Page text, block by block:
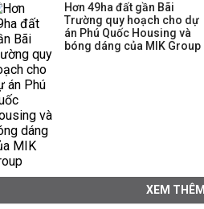
Hơn 49ha đất gần Bãi
Trường quy hoạch cho dự
án Phú Quốc Housing và
bóng dáng của MIK Group
XEM THÊM